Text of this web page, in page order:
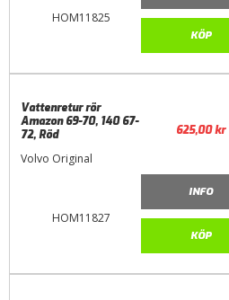
HOM11825
KÖP
HOM11827
Vattenretur rör
Amazon 69-70, 140 67-
72, Röd
Volvo Original
625,00kr
INFO
KÖP